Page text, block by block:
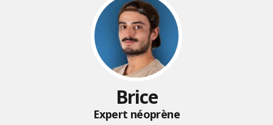
Brice
Expert néoprène